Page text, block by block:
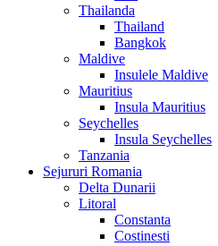
Thailanda
Thailand
Bangkok
Maldive
Insulele Maldive
Mauritius
Insula Mauritius
Seychelles
Insula Seychelles
Tanzania
Sejururi Romania
Delta Dunarii
Litoral
Constanta
Costinesti